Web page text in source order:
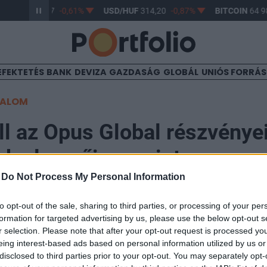
Do Not Process My Personal Information
opt-out of the sale, sharing to third parties, or processing of your
for targeted advertising by us, please use the below opt-out
selection. Please note that after your opt-out request is processed
interest-based ads based on personal information utilized by us
to third parties prior to your opt-out. You may separately
363,17 -0,61% USD/HUF 314,20 -0,87% BITCOIN64
BANK DEVIZA GAZDASÁG GLOBÁL UNIÓS
az Opus Global
elemzője szerint
Opus Global részvényeit az MBH Bank elemzője
a társaság éves jelentésére reflektálnak. A